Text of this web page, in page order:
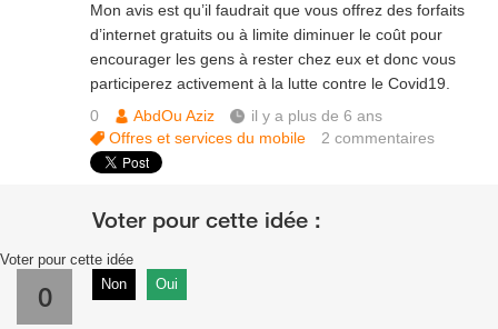
Mon avis est qu’il faudrait que vous offrez des forfaits
d’internet gratuits ou à limite diminuer le coût pour
encourager les gens à rester chez eux et donc vous
participerez activement à la lutte contre le Covid19.
0
AbdOu Aziz
il y a plus de 6 ans
Offres et services du mobile
2commentaires
Voter pour cette idée
0 Non Oui